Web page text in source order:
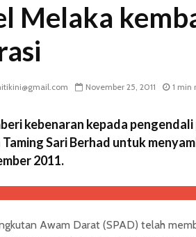
Melaka
November 25, 2011 1 min
kebenaran kepada
Sari Berhad untuk
2011.
Awam Darat (SPAD) telah